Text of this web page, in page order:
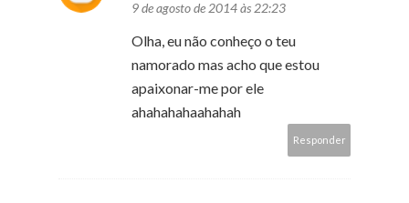
9 de agosto de 2014 às 22:23
Olha, eu não conheço o teu
namorado mas acho que estou
apaixonar-me por ele
ahahahahaahahah
Responder